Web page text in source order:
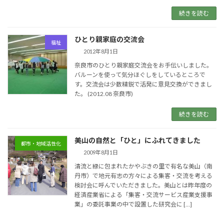
続きを読む
福祉 ひとり親家庭の交流会
2012年8月1日
奈良市のひとり親家庭交流会をお手伝いしました。
バルーンを使って気分ほぐしをしているところで
す。交流会は少数精鋭で活発に意見交換ができまし
た。 (2012.08 奈良市)
続きを読む
都市・地域活性化 美山の自然と「ひと」にふれてきました
2009年8月1日
清流と緑に包まれたかやぶきの里で有名な美山（南
丹市）で地元有志の方々による集客・交流を考える
検討会に呼んでいただきました。美山とは昨年度の
経済産業省による「集客・交流サービス産業支援事
業」の委託事業の中で設置した研究会に […]